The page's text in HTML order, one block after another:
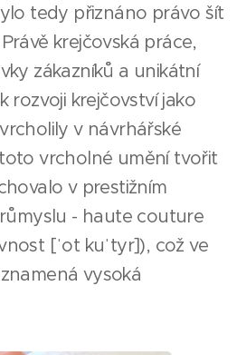
tedy přiznáno právo šít
krejčovská práce,
zákazníků a unikátní
rozvoji krejčovství jako
v návrhářské
vrcholné umění tvořit
v prestižním
- haute couture
[ˈot kuˈtyr]), což ve
vysoká